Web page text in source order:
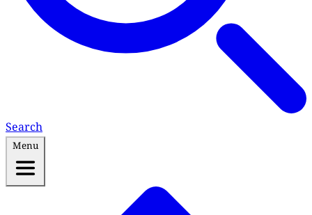
Search
Menu